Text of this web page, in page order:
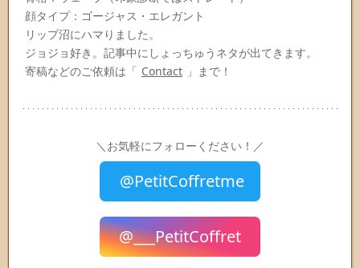
顔タイプ：ゴージャス・エレガント
リップ沼にハマりました。
ジョジョ好き。記事中にしょっちゅうネタが出てきます。
寄稿などのご依頼は「 Contact 」まで！
＼お気軽にフォローください！／
@PetitCoffretme
@___PetitCoffret